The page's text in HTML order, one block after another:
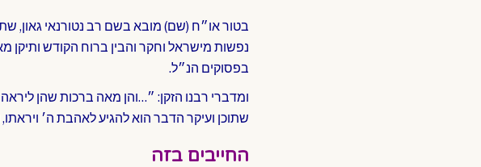
בטור או״ח (שם) מובא בשם רב נטורנאי גאון,
נפשות מישראל וחקר והבין ברוח הקודש
בפסוקים הנ״ל.
ומדברי רבנו הזקן: ״…והן מאה ברכות שהן
שתוכן ועיקר הדבר הוא להגיע לאהבת ה׳
החייבים בזה